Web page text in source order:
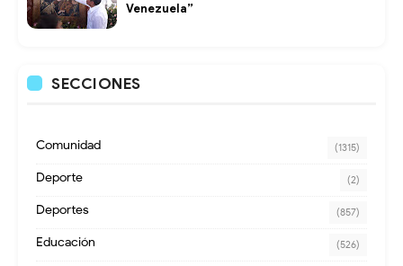
Venezuela”
SECCIONES
Comunidad (1315)
Deporte (2)
Deportes (857)
Educación (526)